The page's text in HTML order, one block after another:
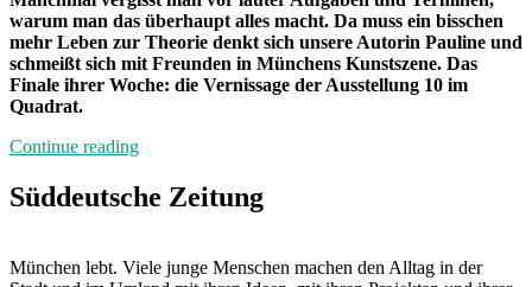
warum man das überhaupt alles macht. Da muss ein bisschen
mehr Leben zur Theorie denkt sich unsere Autorin Pauline und
schmeißt sich mit Freunden in Münchens Kunstszene. Das
Finale ihrer Woche: die Vernissage der Ausstellung 10 im
Quadrat.
Continue reading„Von
bis
Freitag
mit
Süddeutsche Zeitung
München lebt. Viele junge Menschen machen den Alltag in der